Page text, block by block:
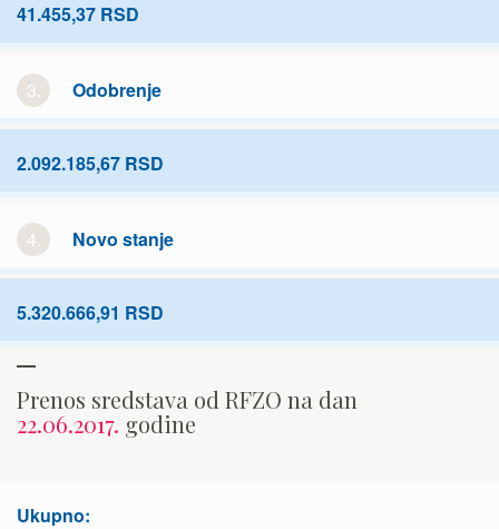
41.455,37 RSD
3. Odobrenje
2.092.185,67 RSD
4. Novo stanje
5.320.666,91 RSD
Prenos sredstava od RFZO na dan
22.06.2017. godine
Ukupno: